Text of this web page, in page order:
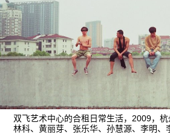
ART & EDUCATION
广告
订阅
往期内容
双飞艺术中心的合租日常生活，2009，杭
林科、黄丽芽、张乐华、孙慧源、李明、